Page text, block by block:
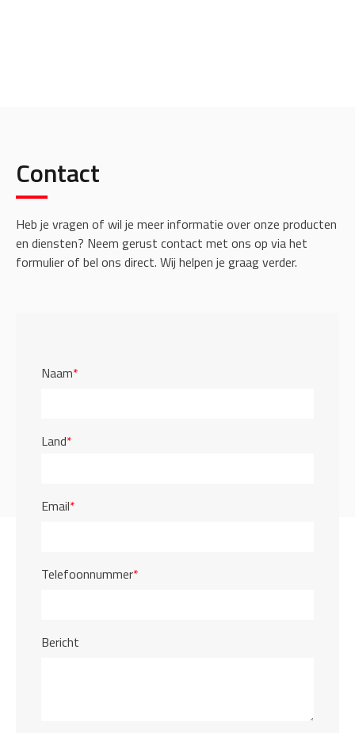
Contact
Heb je vragen of wil je meer informatie over onze producten
en diensten? Neem gerust contact met ons op via het
formulier of bel ons direct. Wij helpen je graag verder.
Naam*
Land*
Email*
Telefoonnummer*
Bericht